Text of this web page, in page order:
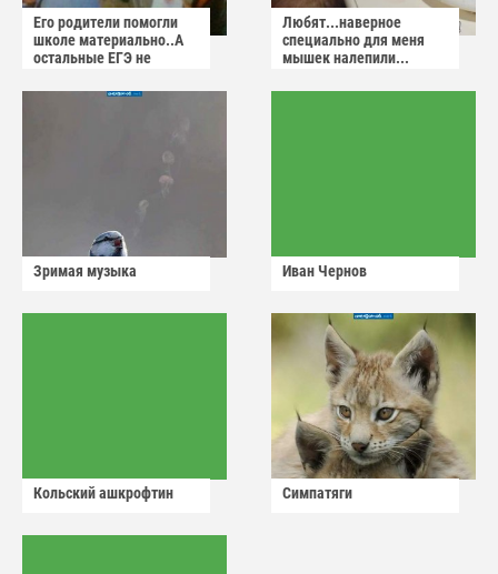
Его родители помогли
школе материально..А
остальные ЕГЭ не
Любят...наверное
специально для меня
мышек налепили...
Зримая музыка Иван Чернов
Кольский ашкрофтин Симпатяги